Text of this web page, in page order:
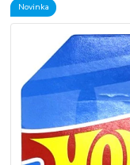
Novinka